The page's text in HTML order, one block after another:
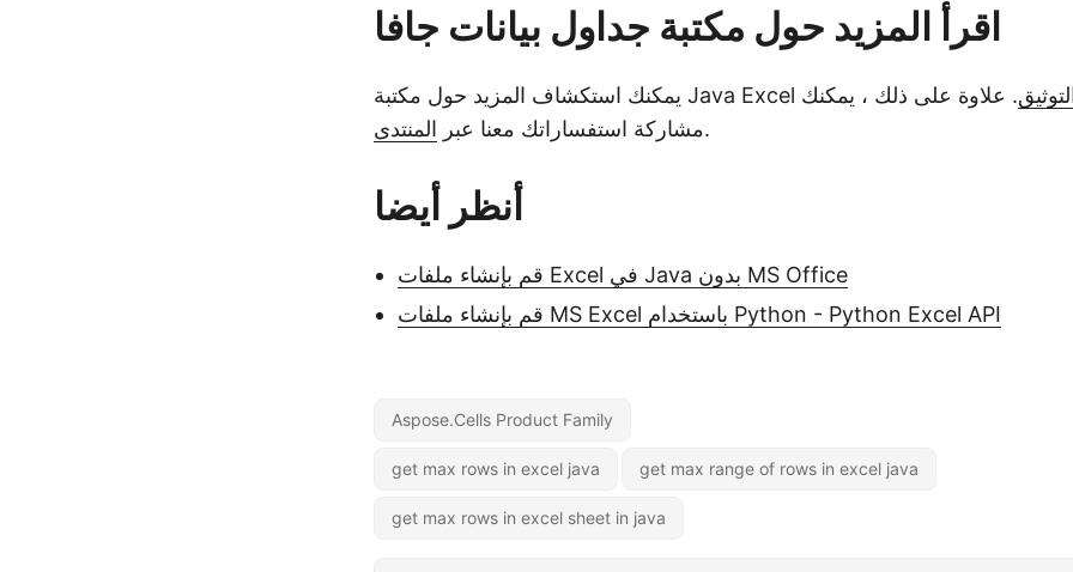
اقرأ المزيد حول مكتبة جداول بيانات جافا
. علاوة على ذلك ، يمكنك
مشاركة استفساراتك معنا عبر المنتدى .
أنظر أيضا
قم بإنشاء ملفات Excel في Java بدون MS Office
قم بإنشاء ملفات MS Excel باستخدام Python - Python Excel API
Aspose.Cells Product Family
get max rows in excel java get max range of rows in excel java
get max rows in excel sheet in java